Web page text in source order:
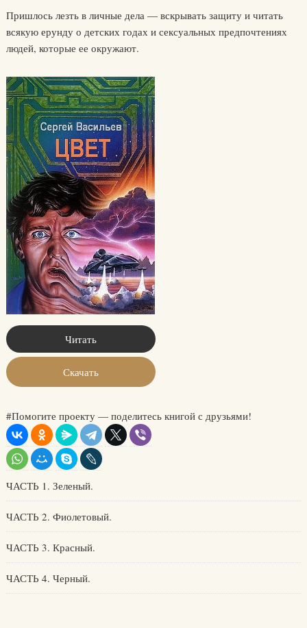
Пришлось лезть в личные дела — вскрывать защиту и читать
всякую ерунду о детских годах и сексуальных предпочтениях
людей, которые ее окружают.
Читать
Скачать
#Помогите проекту — поделитесь книгой с друзьями!
ЧАСТЬ 1. Зеленый.
ЧАСТЬ 2. Фиолетовый.
ЧАСТЬ 3. Красный.
ЧАСТЬ 4. Черный.